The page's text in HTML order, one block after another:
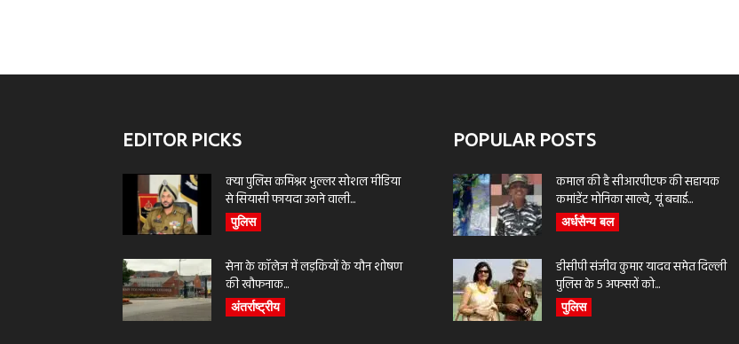
EDITOR PICKS
क्या पुलिस कमिश्नर भुल्लर सोशल मीडिया
से सियासी फायदा उठाने वाली...
पुलिस
सेना के कॉलेज में लड़कियों के यौन शोषण
की खौफनाक...
अंतर्राष्ट्रीय
POPULAR POSTS
कमाल की है सीआरपीएफ की सहायक
कमांडेंट मोनिका साल्वे, यूं बचाई...
अर्धसैन्य बल
डीसीपी संजीव कुमार यादव समेत दिल्ली
पुलिस के 5 अफसरों को...
पुलिस